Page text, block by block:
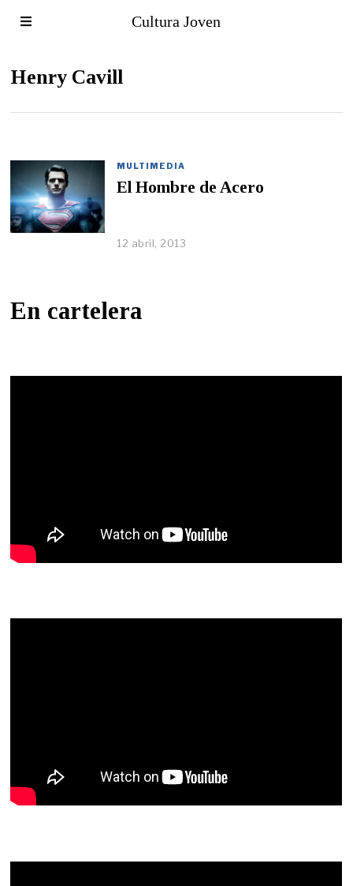
Cultura Joven
Henry Cavill
MULTIMEDIA
El Hombre de Acero
12 abril, 2013
En cartelera